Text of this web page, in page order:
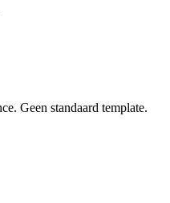
Geen standaard template.